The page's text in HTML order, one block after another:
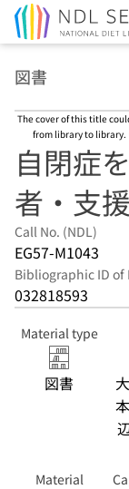
図書
The cover of this title
from library to library.
自閉症
者・支
Call No. (NDL)
EG57-M1043
Bibliographic ID
032818593
Material type
図書
Material